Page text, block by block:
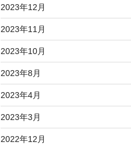
2023年12月
2023年11月
2023年10月
2023年8月
2023年4月
2023年3月
2022年12月